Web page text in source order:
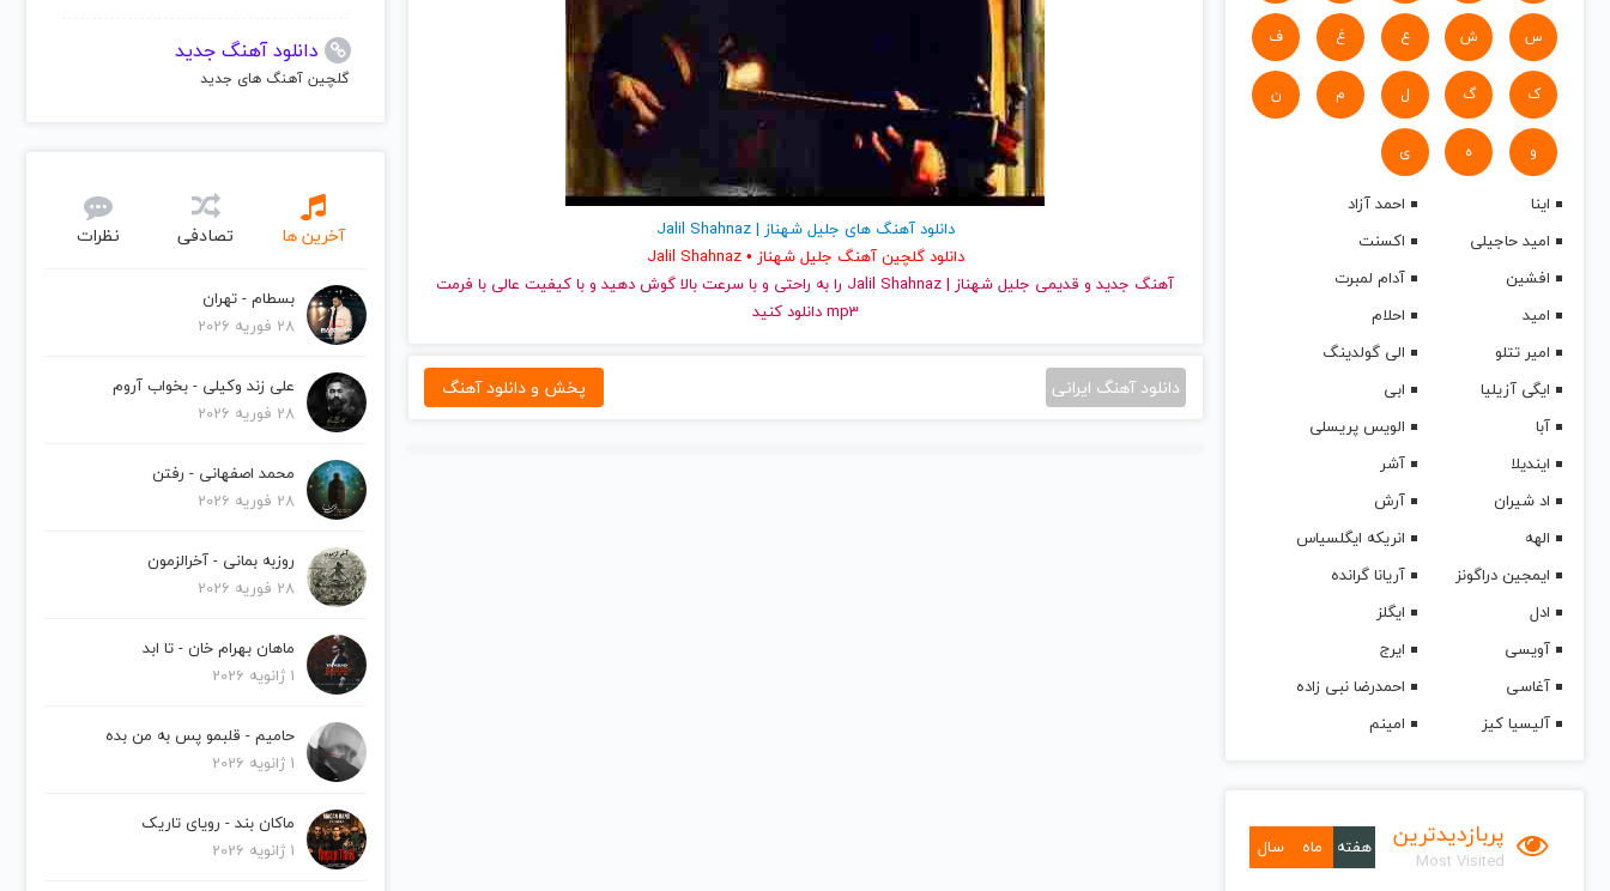
س ش ع غ ف
ک گ ل م ن
و ه ی
اینا
احمد آزاد
امید حاجیلی
اکسنت
افشین
آدام لمبرت
امید
احلام
امیر تتلو
الی گولدینگ
ایگی آزیلیا
ابی
آبا
الویس پریسلی
ایندیلا
آشر
اد شیران
آرش
الهه
انریکه ایگلسیاس
ایمجین دراگونز
آریانا گرانده
ادل
ایگلز
آویسی
ایرج
آغاسی
احمدرضا نبی زاده
آلیسیا کیز
امینم
پربازدیدترین
Most Visited
هفته ماه سال
دانلود آهنگ های جلیل شهناز | Jalil Shahnaz
دانلود گلچین آهنگ جلیل شهناز • Jalil Shahnaz
آهنگ جدید
و قدیمی جلیل شهناز | Jalil Shahnaz را به راحتی و با سرعت بالا گوش دهید و با کیفیت عالی با فرمت
mp3 دانلود کنید
دانلود آهنگ ایرانی پخش و دانلود آهنگ
دانلود آهنگ جدید
گلچین آهنگ های جدید
آخرین ها تصادفی نظرات
بسطام - تهران
28 فوریه 2026
علی زند وکیلی - بخواب آروم
28 فوریه 2026
محمد اصفهانی - رفتن
28 فوریه 2026
روزبه بمانی - آخرالزمون
28 فوریه 2026
ماهان بهرام خان - تا ابد
1 ژانویه 2026
حامیم - قلبمو پس به من بده
1 ژانویه 2026
ماکان بند - رویای تاریک
1 ژانویه 2026